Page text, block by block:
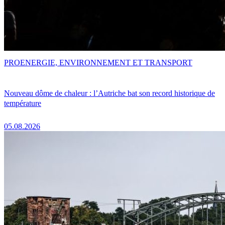
Nouveau dôme de chaleur : l’Autriche bat son record historique de
température
05.08.2026
PROENERGIE, ENVIRONNEMENT ET TRANSPORT